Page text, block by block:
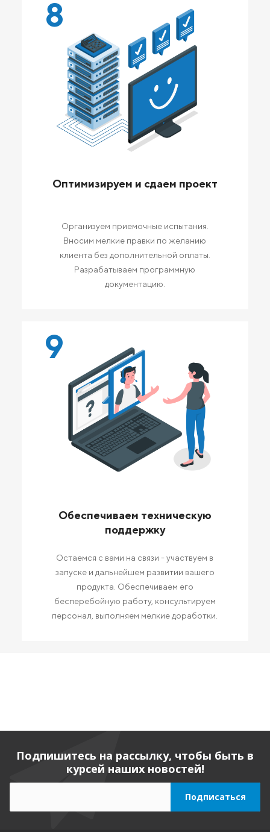
8
Оптимизируем и сдаем проект
Организуем приемочные испытания.
Вносим мелкие правки по желанию
клиента без дополнительной оплаты.
Разрабатываем программную
документацию.
9
Обеспечиваем техническую
поддержку
Остаемся с вами на связи - участвуем в
запуске и дальнейшем развитии вашего
продукта. Обеспечиваем его
бесперебойную работу, консультируем
персонал, выполняем мелкие доработки.
Подпишитесь на рассылку, чтобы быть в
курсей наших новостей!